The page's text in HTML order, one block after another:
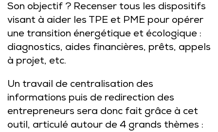
Son objectif ? Recenser tous les dispositifs
visant à aider les TPE et PME pour opérer
une transition énergétique et écologique :
diagnostics, aides financières, prêts, appels
à projet, etc.
Un travail de centralisation des
informations puis de redirection des
entrepreneurs sera donc fait grâce à cet
outil, articulé autour de 4 grands thèmes :